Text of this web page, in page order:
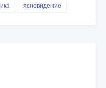
ясновидение